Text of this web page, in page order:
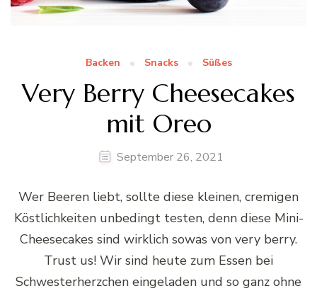
Backen Snacks Süßes
Very Berry Cheesecakes
mit Oreo
September 26, 2021
Wer Beeren liebt, sollte diese kleinen, cremigen
Köstlichkeiten unbedingt testen, denn diese Mini-
Cheesecakes sind wirklich sowas von very berry.
Trust us! Wir sind heute zum Essen bei
Schwesterherzchen eingeladen und so ganz ohne